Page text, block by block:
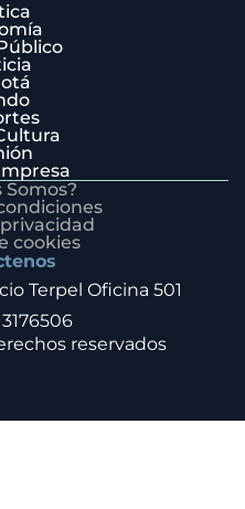
Somos?
cookies
Terpel Oficina 501
reservados